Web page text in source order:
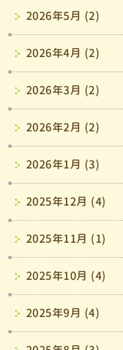
2026年5月 (2)
2026年4月 (2)
2026年3月 (2)
2026年2月 (2)
2026年1月 (3)
2025年12月 (4)
2025年11月 (1)
2025年10月 (4)
2025年9月 (4)